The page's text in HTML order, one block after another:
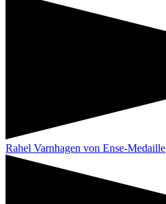
Rahel Varnhagen von Ense-Medaille